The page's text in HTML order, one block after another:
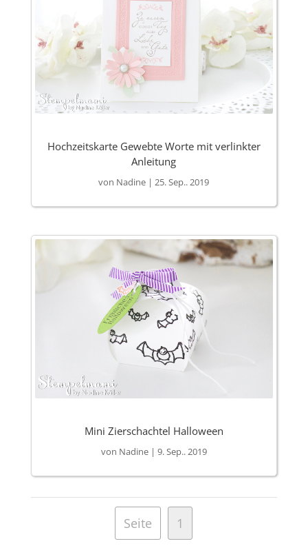
Hochzeitskarte Gewebte Worte mit verlinkter
Anleitung
von Nadine |25. Sep.. 2019
Mini Zierschachtel Halloween
von Nadine| 9. Sep.. 2019
Seite 1